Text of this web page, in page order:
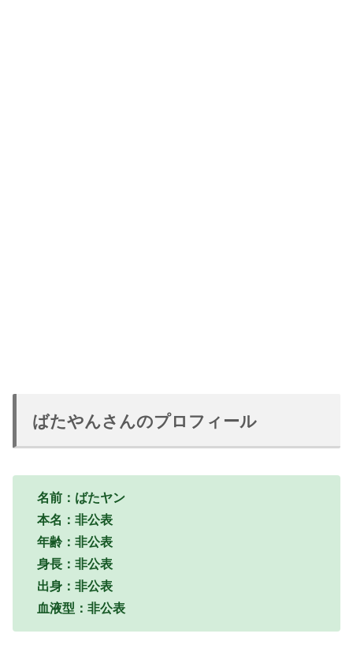
ばたやんさんのプロフィール
名前：ばたヤン
本名：非公表
年齢：非公表
身長：非公表
出身：非公表
血液型：非公表